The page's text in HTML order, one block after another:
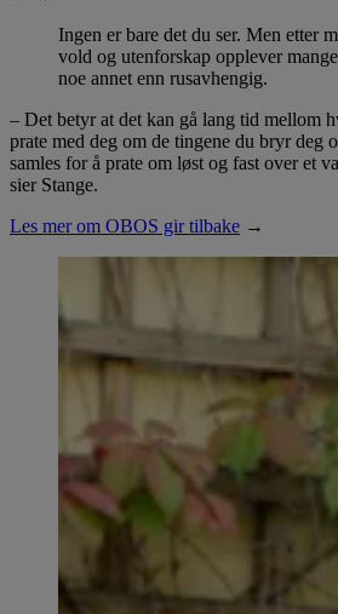
Ingen er bare det du ser. Men etter
vold og utenforskap opplever
noe annet enn rusavhengig.
– Det betyr at det kan gå lang tid mellom
prate med deg om de tingene du bryr deg
samles for å prate om løst og fast over et
sier Stange.
Les mer om OBOS gir tilbake →